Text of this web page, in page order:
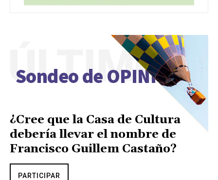
Sondeo de OPINIÓN
ÚLTIMO
¿Cree que la Casa de Cultura
debería llevar el nombre de
Francisco Guillem Castaño?
PARTICIPAR